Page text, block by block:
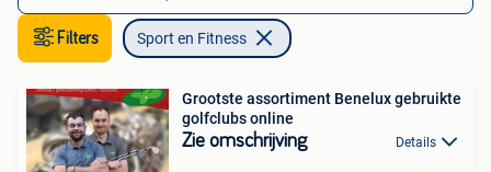
Filters Sport en Fitness
Grootste assortiment Benelux gebruikte
golfclubs online
Zie omschrijving Details